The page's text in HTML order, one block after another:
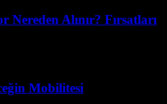
Alınır? Fırsatları
Mobilitesi